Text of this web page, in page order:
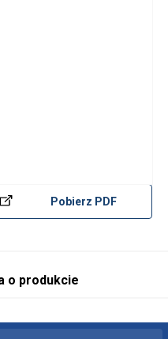
Pobierz PDF
o produkcie